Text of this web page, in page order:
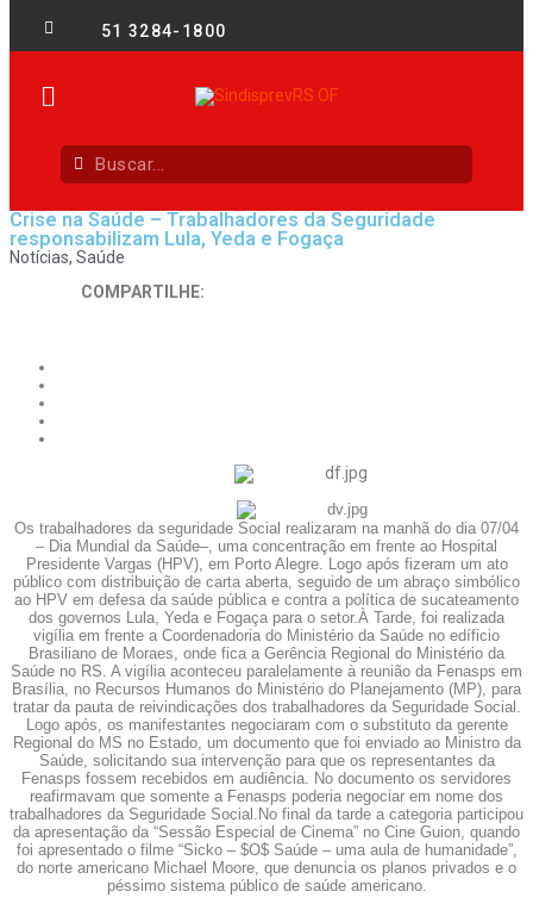
51 3284-1800
Crise na Saúde – Trabalhadores da Seguridade
responsabilizam Lula, Yeda e Fogaça
Notícias, Saúde
COMPARTILHE:
Os trabalhadores da seguridade Social realizaram na manhã do dia 07/04
– Dia Mundial da Saúde–, uma concentração em frente ao Hospital
Presidente Vargas (HPV), em Porto Alegre. Logoapós fizeram um ato
público com distribuição de carta aberta, seguido de um abraço simbólico
ao HPV em defesa da saúde pública e contra a política de sucateamento
dos governos Lula, Yeda e Fogaça para o setor.À Tarde, foi realizada
vigília em frente a Coordenadoria do Ministério da Saúde no edíficio
Brasiliano de Moraes, onde fica a Gerência Regional do Ministério da
Saúde no RS. A vigília aconteceu paralelamente à reunião da Fenasps em
Brasília, no Recursos Humanos do Ministério do Planejamento (MP), para
tratar da pauta de reivindicações dos trabalhadores da Seguridade Social.
Logo após, os manifestantes negociaram com o substituto da gerente
Regional do MS no Estado, um documento que foi enviado ao Ministro da
Saúde, solicitando sua intervenção para que os representantes da
Fenasps fossem recebidos em audiência. No documento os servidores
reafirmavam que somente a Fenasps poderia negociar em nome dos
trabalhadores da Seguridade Social. No final da tarde a categoria participou
da apresentação da “Sessão Especial de Cinema” no Cine Guion, quando
foi apresentado o filme “Sicko – $O$ Saúde – uma aula de humanidade”,
do norte americano Michael Moore, que denuncia os planos privados e o
péssimo sistema público de saúde americano.